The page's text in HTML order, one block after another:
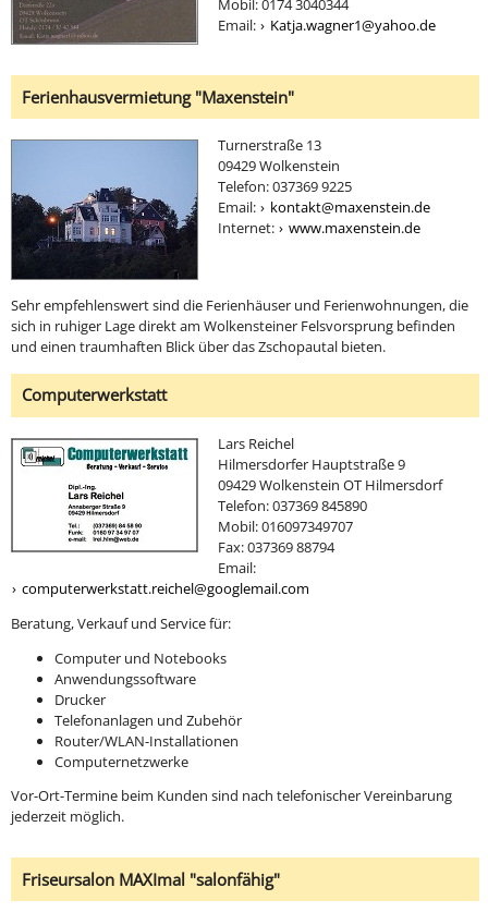
Mobil: 0174 3040344
Email:
Katja.wagner1@yahoo.de
Ferienhausvermietung "Maxenstein"
Turnerstraße 13
09429 Wolkenstein
Telefon: 037369 9225
Email:
kontakt@maxenstein.de
Internet:
www.maxenstein.de
Sehr empfehlenswert sind die Ferienhäuser und Ferienwohnungen, die
sich in ruhiger Lage direkt am Wolkensteiner Felsvorsprung befinden
und einen traumhaften Blick über das Zschopautal bieten.
Computerwerkstatt
Lars Reichel
Hilmersdorfer Hauptstraße 9
09429 Wolkenstein OT Hilmersdorf
Telefon: 037369 845890
Mobil: 016097349707
Fax: 037369 88794
Email:
computerwerkstatt.reichel@googlemail.com
Beratung, Verkauf und Service für:
Computer und Notebooks
Anwendungssoftware
Drucker
Telefonanlagen und Zubehör
Router/WLAN-Installationen
Computernetzwerke
Vor-Ort-Termine beim Kunden sind nach telefonischer Vereinbarung
jederzeit möglich.
Friseursalon MAXImal "salonfähig"